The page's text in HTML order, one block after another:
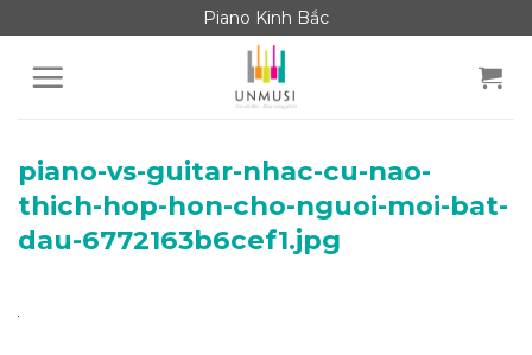
to
content
Piano Kinh Bắc
piano-vs-guitar-nhac-cu-nao-
thich-hop-hon-cho-nguoi-moi-bat-
dau-6772163b6cef1.jpg